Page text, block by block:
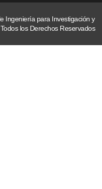
Ingeniería para Investigación y
los Derechos Reservados